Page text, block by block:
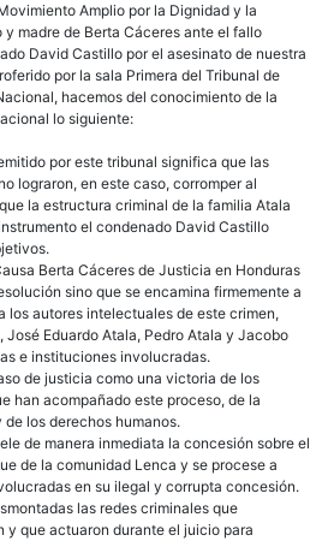
Amplio por la Dignidad y la
madre de Berta Cáceres ante el fallo
David Castillo por el asesinato de nuestra
por la sala Primera del Tribunal de
hacemos del conocimiento de la
lo siguiente:
por este tribunal significa que las
lograron, en este caso, corromper al
la estructura criminal de la familia Atala
el condenado David Castillo
Berta Cáceres de Justicia en Honduras
sino que se encamina firmemente a
los autores intelectuales de este crimen,
José Eduardo Atala, Pedro Atala y Jacobo
e instituciones involucradas.
de justicia como una victoria de los
han acompañado este proceso, de la
los derechos humanos.
de manera inmediata la concesión sobre el
de la comunidad Lenca y se procese a
en su ilegal y corrupta concesión.
las redes criminales que
y que actuaron durante el juicio para